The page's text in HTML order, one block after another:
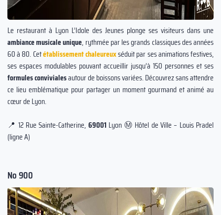
Le restaurant à Lyon L’Idole des Jeunes plonge ses visiteurs dans une
ambiance musicale unique, rythmée par les grands classiques des années
60 à 80. Cetétablissement chaleureuxséduit par ses animations festives,
ses espaces modulables pouvant accueillir jusqu’à 150 personnes et ses
formules convivialesautour de boissons variées. Découvrez sans attendre
ce lieu emblématique pour partager un moment gourmand et animé au
cœur de Lyon.
📍 12 Rue Sainte-Catherine, 69001 Lyon Ⓜ️ Hôtel de Ville – Louis Pradel
(ligne A)
No 900